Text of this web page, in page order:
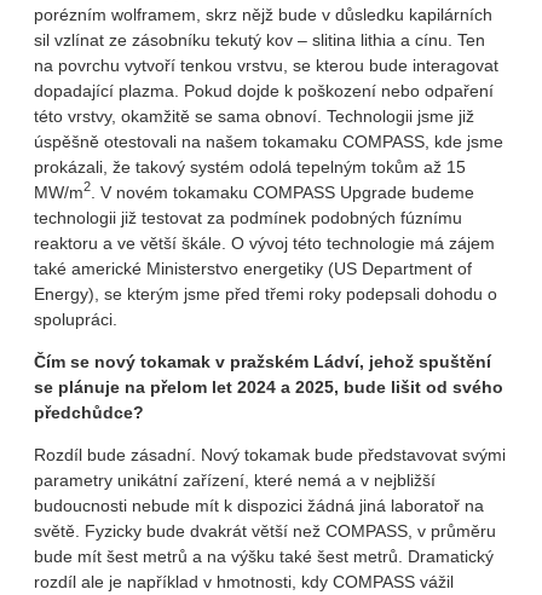
porézním wolframem, skrz nějž bude v důsledku kapilárních
sil vzlínat ze zásobníku tekutý kov – slitina lithia a cínu. Ten
na povrchu vytvoří tenkou vrstvu, se kterou bude interagovat
dopadající plazma. Pokud dojde k poškození nebo odpaření
této vrstvy, okamžitě se sama obnoví. Technologii jsme již
úspěšně otestovali na našem tokamaku COMPASS, kde jsme
prokázali, že takový systém odolá tepelným tokům až 15
MW/m2
. V novém tokamaku COMPASS Upgrade budeme
technologii již testovat za podmínek podobných fúznímu
reaktoru a ve větší škále. O vývoj této technologie má zájem
také americké Ministerstvo energetiky (US Department of
Energy), se kterým jsme před třemi roky podepsali dohodu o
spolupráci.
Čím se nový tokamak v pražském Ládví, jehož spuštění
se plánuje na přelom let 2024 a 2025, bude lišit od svého
předchůdce?
Rozdíl bude zásadní. Nový tokamak bude představovat svými
parametry unikátní zařízení, které nemá a v nejbližší
budoucnosti nebude mít k dispozici žádná jiná laboratoř na
světě. Fyzicky bude dvakrát větší než COMPASS, v průměru
bude mít šest metrů a na výšku také šest metrů. Dramatický
rozdíl ale je například v hmotnosti, kdy COMPASS vážil